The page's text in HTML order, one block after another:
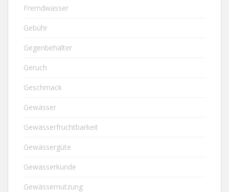
Fremdwasser
Gebühr
Gegenbehälter
Geruch
Geschmack
Gewässer
Gewässerfruchtbarkeit
Gewässergüte
Gewässerkunde
Gewässernutzung